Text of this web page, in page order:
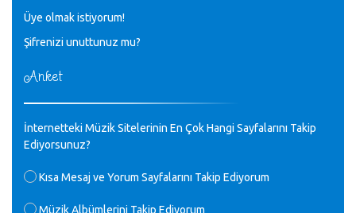
♪
GEÇMİŞ OLSUN TÜRKİYE!
Mavi Nota - 07.02.2023
♪
30 yıl sonra karşılaşmak çok güzel Kurtuluş, teveccüh
M.Semih Baylan - 08.01.2023
♪
Değerli Müfit hocama en içten sevgi saygılarımı iletin
yaptım.1994 yılında derginin bu daldaki ödülüne layık
Üye olmak istiyorum!
Şifrenizi unuttunuz mu?
Anket
İnternetteki Müzik Sitelerinin En Çok Hangi Sayfalarını Takip
Ediyorsunuz?
Kısa Mesaj ve Yorum Sayfalarını Takip Ediyorum
Müzik Albümlerini Takip Ediyorum